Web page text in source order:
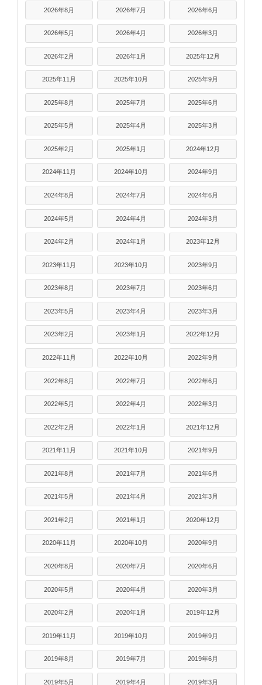
2026年8月 2026年7月 2026年6月
2026年5月 2026年4月 2026年3月
2026年2月 2026年1月 2025年12月
2025年11月 2025年10月 2025年9月
2025年8月 2025年7月 2025年6月
2025年5月 2025年4月 2025年3月
2025年2月 2025年1月 2024年12月
2024年11月 2024年10月 2024年9月
2024年8月 2024年7月 2024年6月
2024年5月 2024年4月 2024年3月
2024年2月 2024年1月 2023年12月
2023年11月 2023年10月 2023年9月
2023年8月 2023年7月 2023年6月
2023年5月 2023年4月 2023年3月
2023年2月 2023年1月 2022年12月
2022年11月 2022年10月 2022年9月
2022年8月 2022年7月 2022年6月
2022年5月 2022年4月 2022年3月
2022年2月 2022年1月 2021年12月
2021年11月 2021年10月 2021年9月
2021年8月 2021年7月 2021年6月
2021年5月 2021年4月 2021年3月
2021年2月 2021年1月 2020年12月
2020年11月 2020年10月 2020年9月
2020年8月 2020年7月 2020年6月
2020年5月 2020年4月 2020年3月
2020年2月 2020年1月 2019年12月
2019年11月 2019年10月 2019年9月
2019年8月 2019年7月 2019年6月
2019年5月 2019年4月 2019年3月